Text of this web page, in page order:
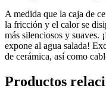
A medida que la caja de
la fricción y el calor se
más silenciosos y suaves.
expone al agua salada!
de cerámica, así como
Productos